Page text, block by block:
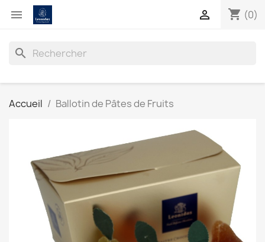
 shopping_cart (0)

search
Accueil Ballotin de Pâtes de Fruits